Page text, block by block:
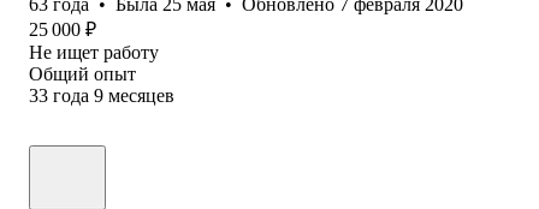
25 000 ₽
Не ищет работу
Общий опыт
33 года 9 месяцев